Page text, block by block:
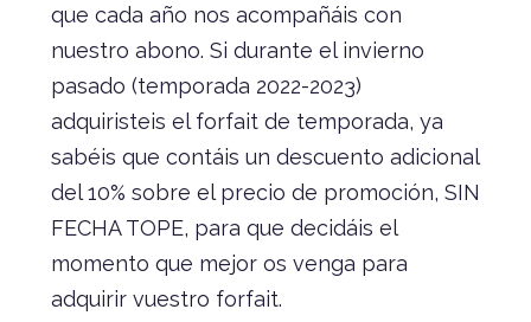
que cada año nos acompañáis con
nuestro abono. Si durante el invierno
pasado (temporada 2022-2023)
adquiristeis el forfait de temporada, ya
sabéis que contáis un descuento adicional
del 10% sobre el precio de promoción, SIN
FECHA TOPE, para que decidáis el
momento que mejor os venga para
adquirir vuestro forfait.